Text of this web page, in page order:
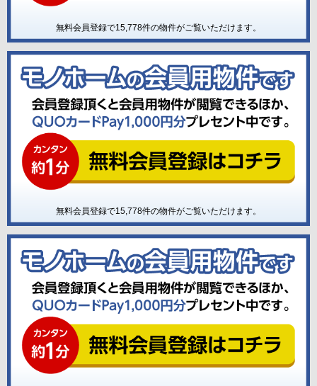
無料会員登録で15,778件の物件がご覧いただけます。
無料会員登録で15,778件の物件がご覧いただけます。